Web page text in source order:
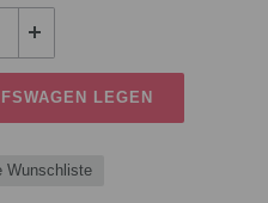
LEGEN
Wunschliste